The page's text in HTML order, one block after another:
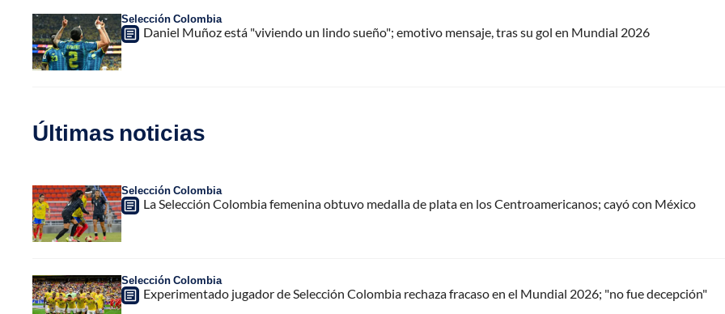
Selección Colombia
Daniel Muñoz está "viviendo un lindo sueño"; emotivo mensaje, tras su gol en Mundial 2026
Últimas noticias
Selección Colombia
La Selección Colombia femenina obtuvo medalla de plata en los Centroamericanos; cayó con México
Selección Colombia
Experimentado jugador de Selección Colombia rechaza fracaso en el Mundial 2026; "no fue decepción"